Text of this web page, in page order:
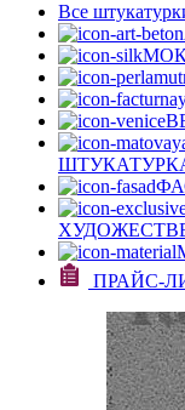
Все
ПРАЙС-